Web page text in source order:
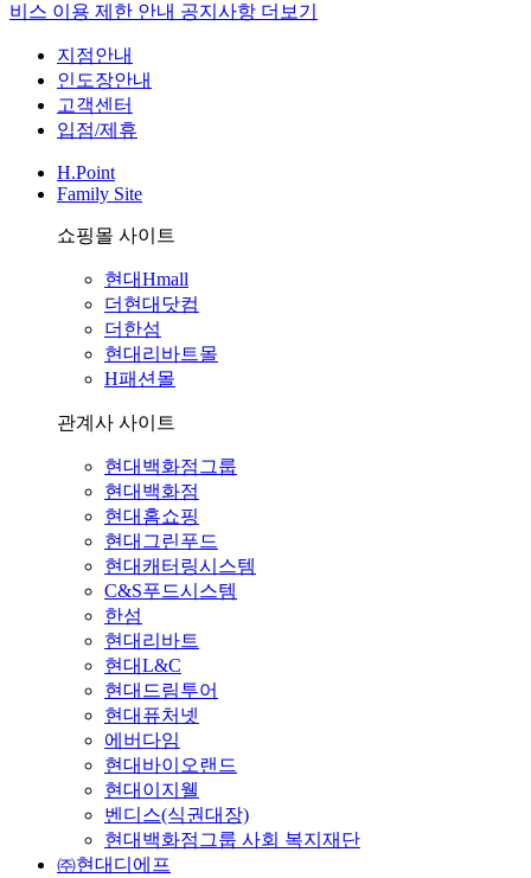
비스 이용 제한 안내 공지사항 더보기
지점안내
인도장안내
고객센터
입점/제휴
H.Point
Family Site
쇼핑몰 사이트
현대Hmall
더현대닷컴
더한섬
현대리바트몰
H패션몰
관계사 사이트
현대백화점그룹
현대백화점
현대홈쇼핑
현대그린푸드
현대캐터링시스템
C&S푸드시스템
한섬
현대리바트
현대L&C
현대드림투어
현대퓨처넷
에버다임
현대바이오랜드
현대이지웰
벤디스(식권대장)
현대백화점그룹 사회 복지재단
㈜현대디에프